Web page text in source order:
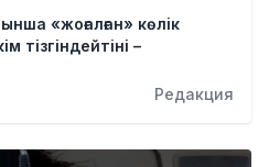
«жоғалған» көлік
тізгіндейтіні –
Редакция